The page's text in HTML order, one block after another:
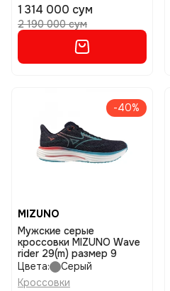
1 314 000 сум
2 190 000 сум
-40%
MIZUNO
Мужские серые
кроссовки MIZUNO Wave
rider 29(m) размер 9
Цвета:
Серый
Кроссовки